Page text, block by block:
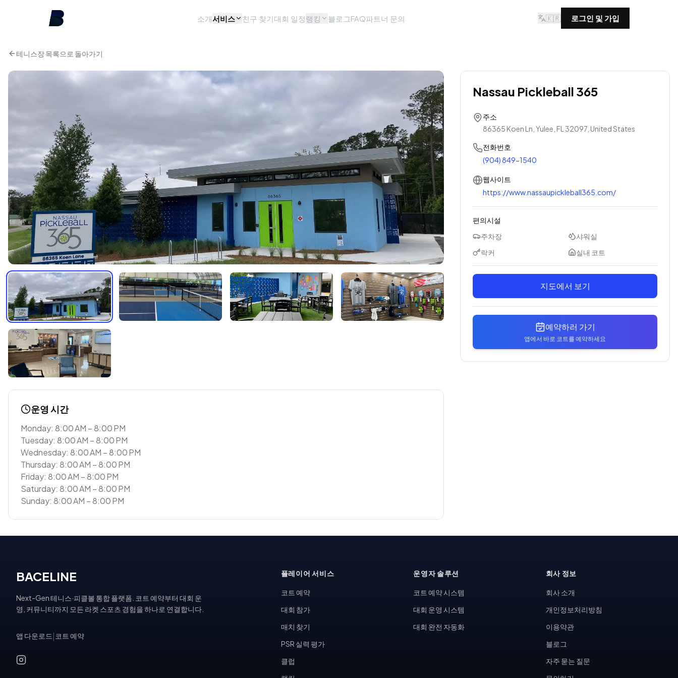
소개서비스 친구 찾기대회 일정랭킹 블로그FAQ파트너 문의 🇰🇷 로그인 및 가입
테니스장 목록으로 돌아가기
운영 시간
Monday: 8:00 AM – 8:00 PM
Tuesday: 8:00 AM – 8:00 PM
Wednesday: 8:00 AM – 8:00 PM
Thursday: 8:00 AM – 8:00 PM
Friday: 8:00 AM – 8:00 PM
Saturday: 8:00 AM – 8:00 PM
Sunday: 8:00 AM – 8:00 PM
Nassau Pickleball 365
주소
86365 Koen Ln, Yulee, FL 32097, United States
전화번호
(904) 849-1540
웹사이트
https://www.nassaupickleball365.com/
편의시설
주차장
샤워실
락커
실내 코트
지도에서 보기
예약하러 가기
앱에서 바로 코트를 예약하세요
BACELINE
Next-Gen 테니스·피클볼 통합 플랫폼. 코트 예약부터 대회 운
영, 커뮤니티까지 모든 라켓 스포츠 경험을 하나로 연결합니다.
앱 다운로드 코트 예약
플레이어 서비스
코트 예약
대회 참가
매치 찾기
PSR 실력 평가
클럽
운영자 솔루션
코트 예약 시스템
대회 운영 시스템
대회 완전 자동화
회사 정보
회사 소개
개인정보처리방침
이용약관
블로그
자주 묻는 질문